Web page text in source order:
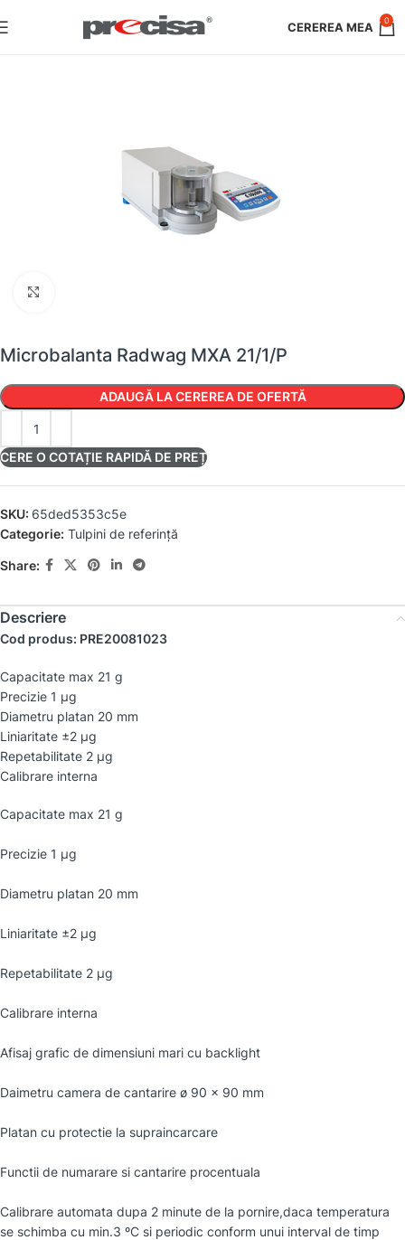
0
Microbalanta Radwag MXA 21/1/P
ADAUGĂ LA CEREREA DE OFERTĂ
CERE O COTAȚIE RAPIDĂ DE PREȚ
SKU: 65ded5353c5e
Categorie: Tulpini de referință
Share:
Descriere
Cod produs: PRE20081023
Capacitate max 21 g
Precizie 1 µg
Diametru platan 20 mm
Liniaritate ±2 µg
Repetabilitate 2 µg
Calibrare interna
Capacitate max 21 g
Precizie 1 µg
Diametru platan 20 mm
Liniaritate ±2 µg
Repetabilitate 2 µg
Calibrare interna
Afisaj grafic de dimensiuni mari cu backlight
Daimetru camera de cantarire ø 90 × 90 mm
Platan cu protectie la supraincarcare
Functii de numarare si cantarire procentuala
Calibrare automata dupa 2 minute de la pornire,daca temperatura
se schimba cu min.3 ºC si periodic conform unui interval de timp